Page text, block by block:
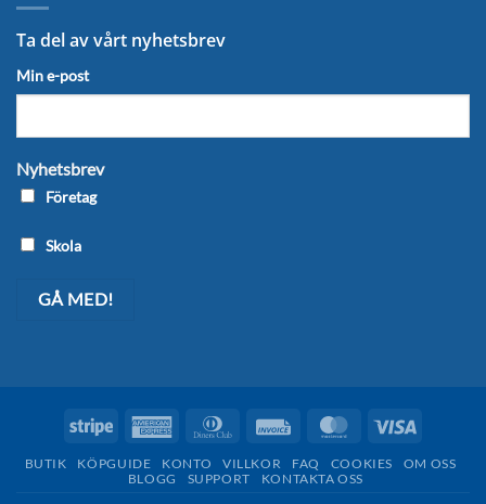
Ta del av vårt nyhetsbrev
Min e-post
Nyhetsbrev
Företag
Skola
Stripe
American
Dinners
Invoice MasterCard
BUTIK KÖPGUIDE KONTO VILLKOR FAQ COOKIES
OM OSS
BLOGG
SUPPORT KONTAKTA OSS